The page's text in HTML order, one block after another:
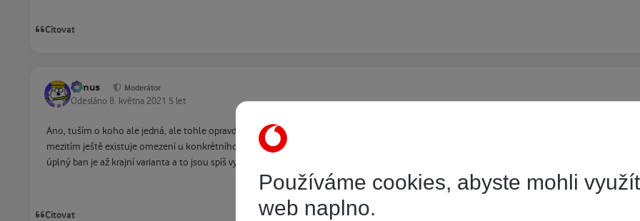
Citovat
tomus Moderátor
Odesláno 8. května 2021 5 let
Ano, tuším o koho ale jedná, ale tohle opravdu na ban ani zdaleka není,
mezitím ještě existuje omezení u konkrétního uživatele zapnout schvalování jeho příspěvků moderátorem, nebo administrátorem,
úplný ban je až krajní varianta a to jsou spíš vyjímky.
Citovat
Používáme cookies, abyste mohli
web naplno.